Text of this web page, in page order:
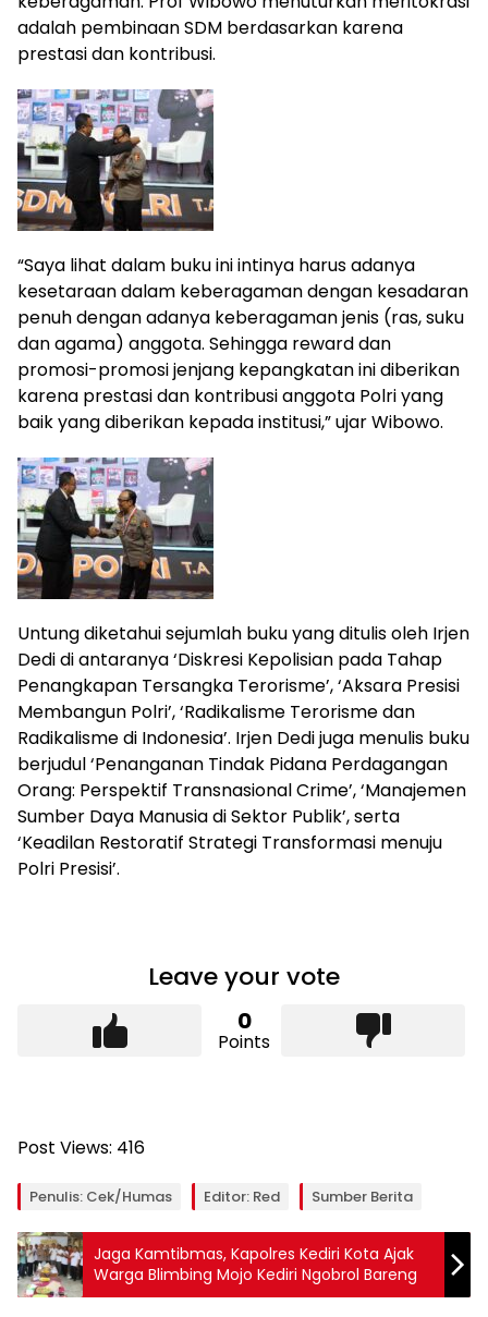
adalah pembinaan SDM berdasarkan karena
prestasi dan kontribusi.
“Saya lihat dalam buku ini intinya harus adanya
kesetaraan dalam keberagaman dengan kesadaran
penuh dengan adanya keberagaman jenis (ras, suku
dan agama) anggota. Sehingga reward dan
promosi-promosi jenjang kepangkatan ini diberikan
karena prestasi dan kontribusi anggota Polri yang
baik yang diberikan kepada institusi,” ujar Wibowo.
Untung diketahui sejumlah buku yang ditulis oleh Irjen
Dedi di antaranya ‘Diskresi Kepolisian pada Tahap
Penangkapan Tersangka Terorisme’, ‘Aksara Presisi
Membangun Polri’, ‘Radikalisme Terorisme dan
Radikalisme di Indonesia’. Irjen Dedi juga menulis buku
berjudul ‘Penanganan Tindak Pidana Perdagangan
Orang: Perspektif Transnasional Crime’, ‘Manajemen
Sumber Daya Manusia di Sektor Publik’, serta
‘Keadilan Restoratif Strategi Transformasi menuju
Polri Presisi’.
Leave your vote
0
Points
Post Views: 416
Penulis: Cek/Humas Editor: Red Sumber Berita
Jaga Kamtibmas, Kapolres Kediri Kota Ajak
Warga Blimbing Mojo Kediri Ngobrol Bareng